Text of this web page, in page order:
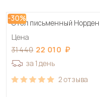
-30%
Стол письменный Норден
Цена
31 440 22 010
за 1 день
2отзыва